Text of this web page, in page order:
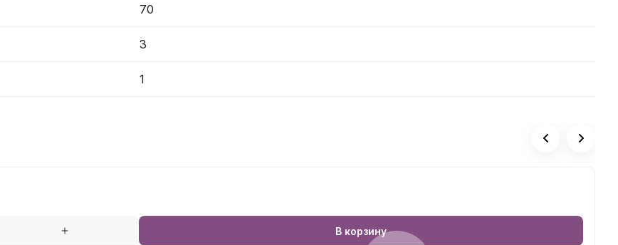
70
3
1
В корзину